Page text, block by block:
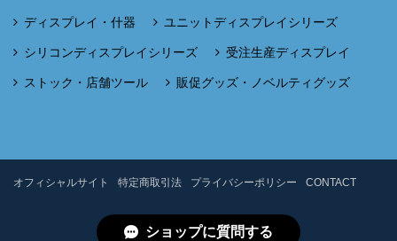
ディスプレイ・什器 ユニットディスプレイシリーズ
シリコンディスプレイシリーズ 受注生産ディスプレイ
ストック・店舗ツール 販促グッズ・ノベルティグッズ
オフィシャルサイト 特定商取引法 プライバシーポリシー CONTACT
ショップに質問する